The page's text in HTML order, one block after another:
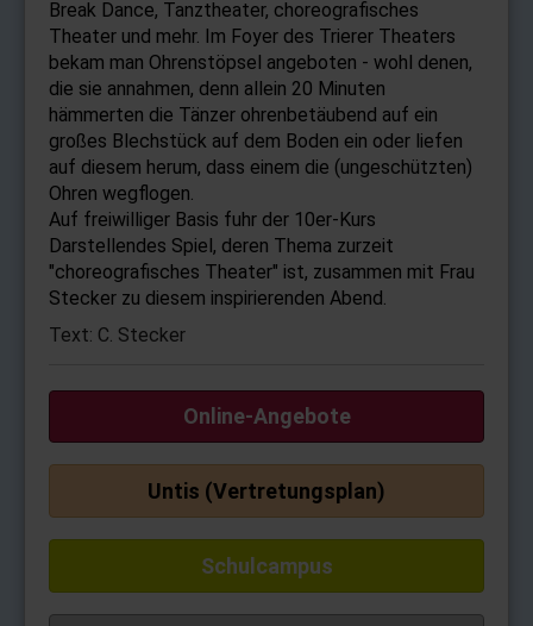
Break Dance, Tanztheater, choreografisches
Theater und mehr. Im Foyer des Trierer Theaters
bekam man Ohrenstöpsel angeboten - wohl denen,
die sie annahmen, denn allein 20 Minuten
hämmerten die Tänzer ohrenbetäubend auf ein
großes Blechstück auf dem Boden ein oder liefen
auf diesem herum, dass einem die (ungeschützten)
Ohren wegflogen.
Auf freiwilliger Basis fuhr der 10er-Kurs
Darstellendes Spiel, deren Thema zurzeit
"choreografisches Theater" ist, zusammen mit Frau
Stecker zu diesem inspirierenden Abend.
Text: C. Stecker
Online-Angebote
Untis (Vertretungsplan)
Schulcampus